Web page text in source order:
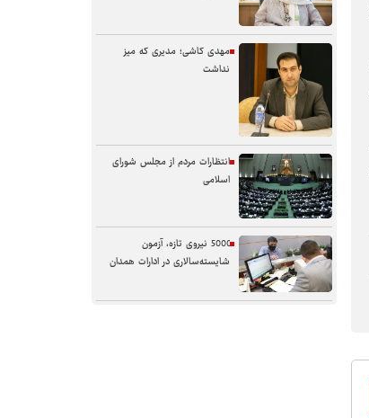
مهدی کاشی؛ مدیری که میز
نداشت
انتظارات مردم از مجلس شورای
اسلامی
5000 نیروی تازه، آزمون
شایسته‌سالاری در ادارات همدان